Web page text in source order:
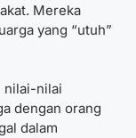
Mereka
yang “utuh”
nilai-nilai
dengan orang
dalam